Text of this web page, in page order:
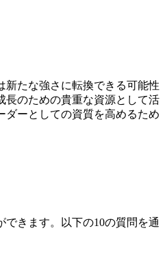
新たな強さに転換できる可能性
長のための貴重な資源として活
ダーとしての資質を高めるため
きます。以下の10の質問を通